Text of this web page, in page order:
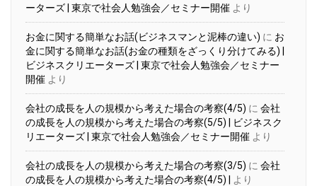
ーターズ | 東京で社会人勉強会／セミナー開催 より
お金に関する簡単なお話(ビジネスマンと泥棒の違い) に お
金に関する簡単なお話(お金の種類をざっくり分けてみる) |
ビジネスクリエーターズ | 東京で社会人勉強会／セミナー
開催 より
会社の成長を人の規模から考えた場合の考察(4/5) に 会社
の成長を人の規模から考えた場合の考察(5/5) | ビジネスク
リエーターズ | 東京で社会人勉強会／セミナー開催 より
会社の成長を人の規模から考えた場合の考察(3/5) に 会社
の成長を人の規模から考えた場合の考察(4/5) |
より